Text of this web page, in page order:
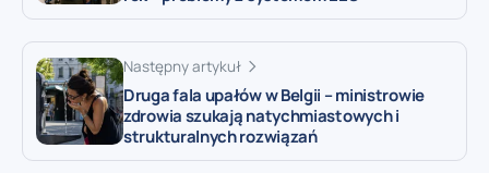
Następny artykuł
Druga fala upałów w Belgii – ministrowie
zdrowia szukają natychmiastowych i
strukturalnych rozwiązań